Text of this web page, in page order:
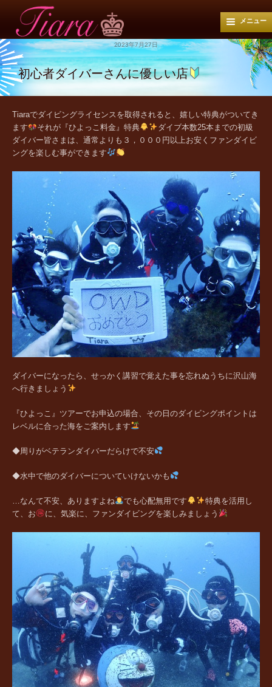
メニュー
2023年7月27日
初心者ダイバーさんに優しい店
Tiaraでダイビングライセンスを取得されると、嬉しい特典がついてき
ます
それが『ひよっこ料金』特典
ダイブ本数25本までの初級
ダイバー皆さまは、通常よりも３，０００円以上お安くファンダイビ
ングを楽しむ事ができます
ダイバーになったら、せっかく講習で覚えた事を忘れぬうちに沢山海
へ行きましょう
『ひよっこ』ツアーでお申込の場合、その日のダイビングポイントは
レベルに合った海をご案内します
◆周りがベテランダイバーだらけで不安
◆水中で他のダイバーについていけないかも
…なんて不安、ありますよね でも心配無用です
特典を活用し
て、お
に、気楽に、ファンダイビングを楽しみましょう